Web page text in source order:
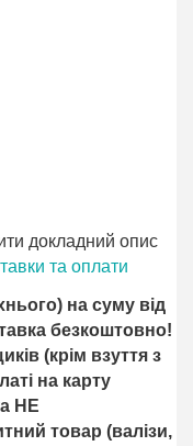
докладний опис
та оплати
на суму від
безкоштовно!
(крім взуття з
на карту
НЕ
товар (валізи,